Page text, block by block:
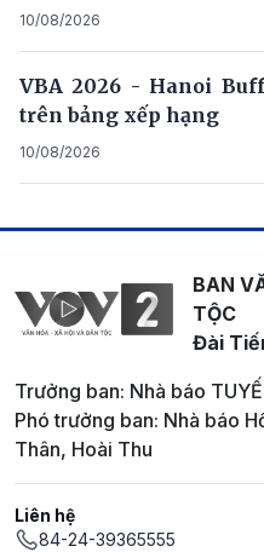
10/08/2026
VBA 2026 - Hanoi
trên bảng xếp hạng
10/08/2026
BAN
TỘC
Đài
Trưởng ban: Nhà báo
Phó trưởng ban: Nhà báo
Thân, Hoài Thu
Liên hệ
84-24-39365555